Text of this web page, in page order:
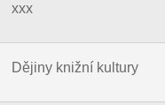
xxx
Dějiny knižní kultury